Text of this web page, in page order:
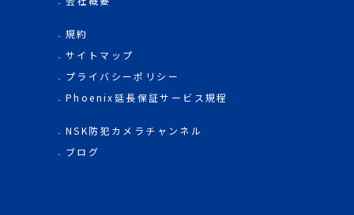
規約
サイトマップ
プライバシーポリシー
Phoenix延長保証サービス規程
NSK防犯カメラチャンネル
ブログ